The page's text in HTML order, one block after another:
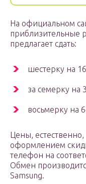
На официальном
приблизительные
предлагает сдать:
шестерку на
за семерку на
восьмерку на
Цены,
оформлением
телефон на
Обмен
Samsung.